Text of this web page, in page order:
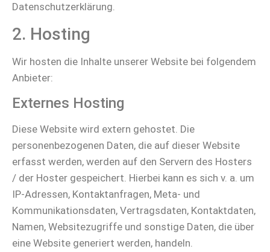
Datenschutzerklärung.
2. Hosting
Wir hosten die Inhalte unserer Website bei folgendem
Anbieter:
Externes Hosting
Diese Website wird extern gehostet. Die
personenbezogenen Daten, die auf dieser Website
erfasst werden, werden auf den Servern des Hosters
/ der Hoster gespeichert. Hierbei kann es sich v. a. um
IP-Adressen, Kontaktanfragen, Meta- und
Kommunikationsdaten, Vertragsdaten, Kontaktdaten,
Namen, Websitezugriffe und sonstige Daten, die über
eine Website generiert werden, handeln.